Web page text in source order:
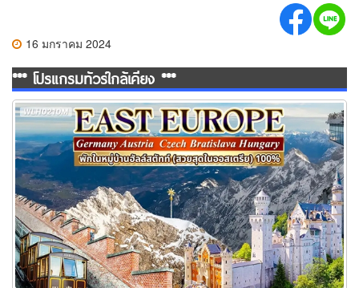
16 มกราคม 2024
*** โปรแกรมทัวร์ใกล้เคียง ***
ทัวร์ยุโรปตะวันออก พักหมู่บ้านฮัลสตัทท์ 10วัน